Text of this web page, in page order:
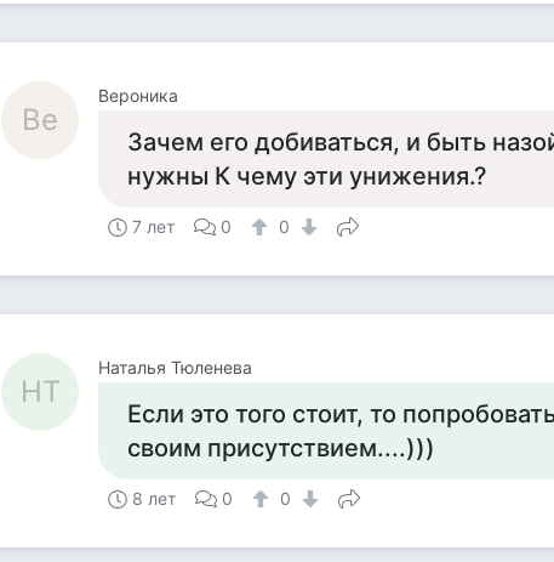
Ве
Вероника
Зачем его добиваться, и быть
нужны К чему эти унижения.?
7 лет 0 0
НТ
Наталья Тюленева
Если это того стоит, то
своим присутствием....)))
8 лет 0 0